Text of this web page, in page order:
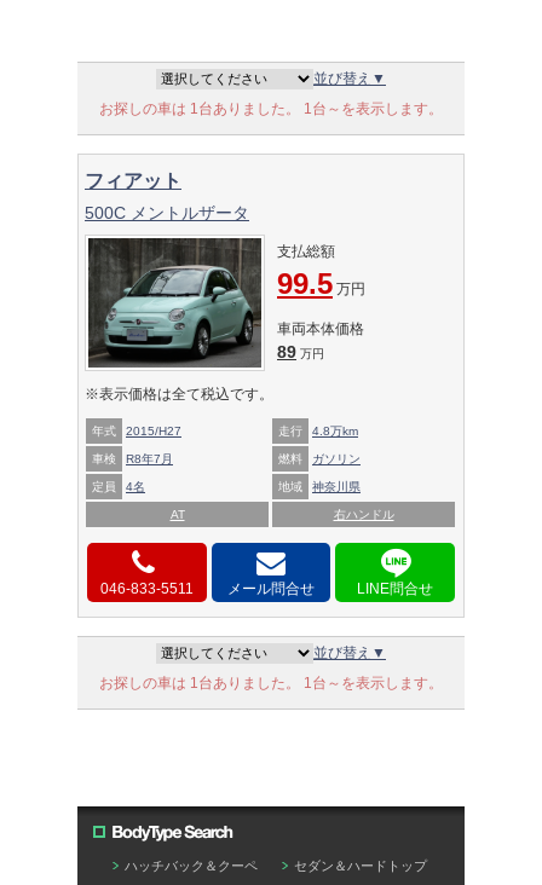
並び替え▼
お探しの車は 1台ありました。 1台～を表示します。
フィアット
500C メントルザータ
支払総額
99.5 万円
車両本体価格
89 万円
※表示価格は全て税込です。
年式 2015/H27 走行 4.8万km
車検 R8年7月 燃料 ガソリン
定員 4名 地域 神奈川県
AT 右ハンドル
046-833-5511 メール問合せ
並び替え▼
お探しの車は 1台ありました。 1台～を表示します。
ハッチバック＆クーペ
セダン＆ハードトップ